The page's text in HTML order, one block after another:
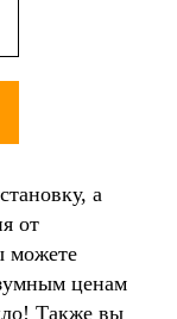
а
от
можете
ценам
Также вы